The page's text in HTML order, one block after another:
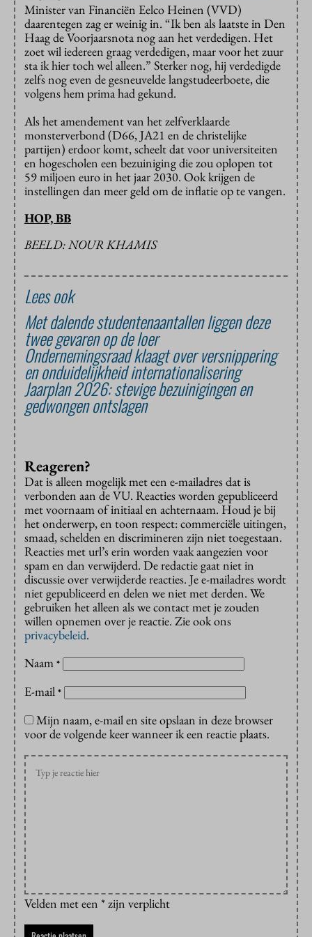
Minister van Financiën Eelco Heinen (VVD)
daarentegen zag er weinig in. “Ik ben als laatste in Den
Haag de Voorjaarsnota nog aan het verdedigen. Het
zoet wil iedereen graag verdedigen, maar voor het zuur
sta ik hier toch wel alleen.” Sterker nog, hij verdedigde
zelfs nog even de gesneuvelde langstudeerboete, die
volgens hem prima had gekund.
Als het amendement van het zelfverklaarde
monsterverbond (D66, JA21 en de christelijke
partijen) erdoor komt, scheelt dat voor universiteiten
en hogescholen een bezuiniging die zou oplopen tot
59 miljoen euro in het jaar 2030. Ook krijgen de
instellingen dan meer geld om de inflatie op te vangen.
HOP, BB
BEELD: NOUR KHAMIS
Lees ook
Met dalende studentenaantallen liggen deze
twee gevaren op de loer
Ondernemingsraad klaagt over versnippering
en onduidelijkheid internationalisering
Jaarplan 2026: stevige bezuinigingen en
gedwongen ontslagen
Reageren?
Dat is alleen mogelijk met een e-mailadres dat is
verbonden aan de VU. Reacties worden gepubliceerd
met voornaam of initiaal en achternaam. Houd je bij
het onderwerp, en toon respect: commerciële uitingen,
smaad, schelden en discrimineren zijn niet toegestaan.
Reacties met url’s erin worden vaak aangezien voor
spam en dan verwijderd. De redactie gaat niet in
discussie over verwijderde reacties. Je e-mailadres wordt
niet gepubliceerd en delen we niet met derden. We
gebruiken het alleen als we contact met je zouden
willen opnemen over je reactie. Zie ook ons
privacybeleid.
Naam *
E-mail *
Mijn naam, e-mail en site opslaan in deze browser
voor de volgende keer wanneer ik een reactie plaats.
Velden met een * zijn verplicht